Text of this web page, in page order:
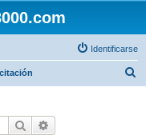
Identificarse
Buscar